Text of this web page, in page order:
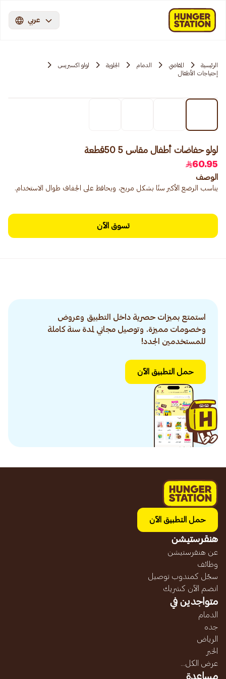
عربي
الرئيسية المقاضي الدمام الجلوية
لولو اكسبريس
إحتياجات الأطفال
لولو حفاضات أطفال مقاس 5 50قطعة
60.95
الوصف
يناسب الرضع الأكبر سنًا بشكل مريح، ويحافظ على الجفاف طوال الاستخدام.
تسوق الآن
استمتع بميزات حصرية داخل التطبيق وعروض
وخصومات مميزة. وتوصيل مجاني لمدة سنة كاملة
للمستخدمين الجدد!
حمل التطبيق الآن
حمل التطبيق الآن
هنقرستيشن
عن هنقرستيشن
وظائف
سجّل كمندوب توصيل
انضم الآن كشريك
متواجدين في
الدمام
جده
الرياض
الخبر
عرض الكل...
مساعدة